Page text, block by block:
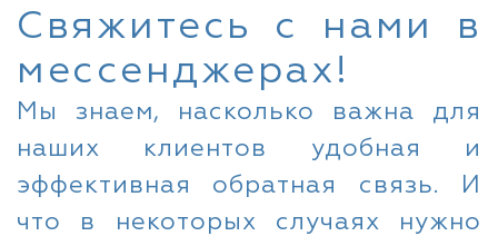
Свяжитесь с нами в
мессенджерах!
Мы знаем, насколько важна для
наших клиентов удобная и
эффективная обратная связь. И
что в некоторых случаях нужно